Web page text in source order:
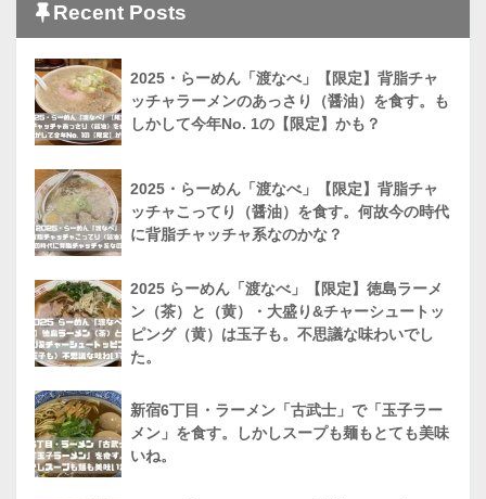
Recent Posts
2025・らーめん「渡なべ」【限定】背脂チャ
ッチャラーメンのあっさり（醤油）を食す。も
しかして今年No. 1の【限定】かも？
2025・らーめん「渡なべ」【限定】背脂チャ
ッチャこってり（醤油）を食す。何故今の時代
に背脂チャッチャ系なのかな？
2025 らーめん「渡なべ」【限定】徳島ラーメ
ン（茶）と（黄）・大盛り&チャーシュートッ
ピング（黄）は玉子も。不思議な味わいでし
た。
新宿6丁目・ラーメン「古武士」で「玉子ラー
メン」を食す。しかしスープも麺もとても美味
いね。